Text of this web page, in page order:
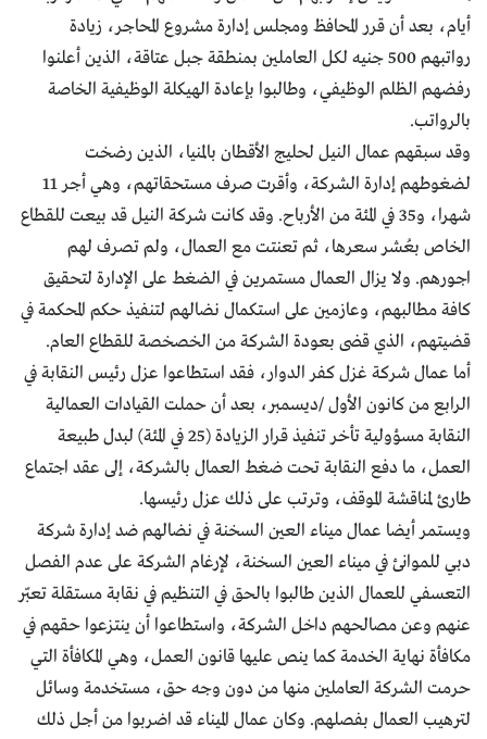
أيام، بعد أن قرر المحافظ ومجلس إدارة مشروع المحاجر، زيادة
رواتبهم 500 جنيه لكل العاملين بمنطقة جبل عتاقة، الذين أعلنوا
رفضهم الظلم الوظيفي، وطالبوا بإعادة الهيكلة الوظيفية الخاصة
بالرواتب.
وقد سبقهم عمال النيل لحليج الأقطان بالمنيا، الذين رضخت
لضغوطهم إدارة الشركة، وأقرت صرف مستحقاتهم، وهي أجر 11
شهرا، و35 في المئة من الأرباح. وقد كانت شركة النيل قد بيعت للقطاع
الخاص بعُشر سعرها، ثم تعنتت مع العمال، ولم تصرف لهم
اجورهم. ولا يزال العمال مستمرين في الضغط على الإدارة لتحقيق
كافة مطالبهم، وعازمين على استكمال نضالهم لتنفيذ حكم المحكمة في
قضيتهم، الذي قضى بعودة الشركة من الخصخصة للقطاع العام.
أما عمال شركة غزل كفر الدوار، فقد استطاعوا عزل رئيس النقابة في
الرابع من كانون الأول /ديسمبر، بعد أن حملت القيادات العمالية
النقابة مسؤولية تأخر تنفيذ قرار الزيادة (25 في المئة) لبدل طبيعة
العمل، ما دفع النقابة تحت ضغط العمال بالشركة، إلى عقد اجتماع
طارئ لمناقشة الموقف، وترتب على ذلك عزل رئيسها.
ويستمر أيضا عمال ميناء العين السخنة في نضالهم ضد إدارة شركة
دبي للموانئ في ميناء العين السخنة، لإرغام الشركة على عدم الفصل
التعسفي للعمال الذين طالبوا بالحق في التنظيم في نقابة مستقلة تعبّر
عنهم وعن مصالحهم داخل الشركة، واستطاعوا أن ينتزعوا حقهم في
مكافأة نهاية الخدمة كما ينص عليها قانون العمل، وهي المكافأة التي
حرمت الشركة العاملين منها من دون وجه حق، مستخدمة وسائل
لترهيب العمال بفصلهم. وكان عمال الميناء قد اضربوا من أجل ذلك